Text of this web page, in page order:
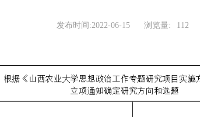
发布时间:2022-06-15 浏览量: 112